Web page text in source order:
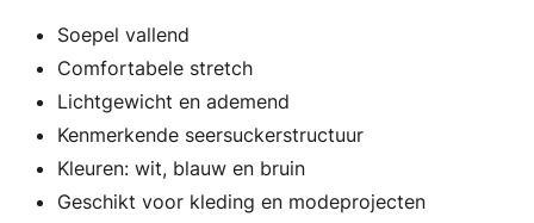
Soepel vallend
Comfortabele stretch
Lichtgewicht en ademend
Kenmerkende seersuckerstructuur
Kleuren: wit, blauw en bruin
Geschikt voor kleding en modeprojecten